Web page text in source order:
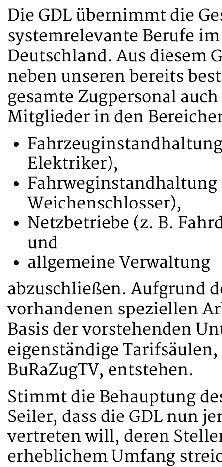
Die GDL übernimmt die
systemrelevante Berufe
Deutschland. Aus diesem
neben unseren bereits
gesamte Zugpersonal
Mitglieder in den
Elektriker),
Fahrweginstandhaltung
Weichenschlosser),
Netzbetriebe (z. B.
und
allgemeine Verwaltung
abzuschließen. Aufgrund
vorhandenen speziellen
Basis der vorstehenden
eigenständige
BuRaZugTV, entstehen.
Stimmt die Behauptung
Seiler, dass die GDL nun
vertreten will, deren
erheblichem Umfang